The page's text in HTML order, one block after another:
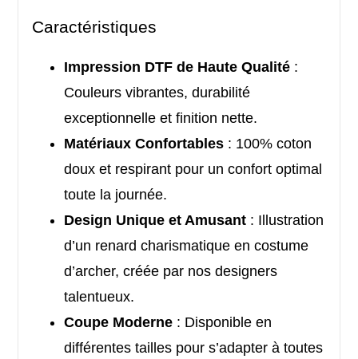
Caractéristiques
Impression DTF de Haute Qualité:
Couleurs vibrantes, durabilité
exceptionnelle et finition nette.
Matériaux Confortables: 100% coton
doux et respirant pour un confort optimal
toute la journée.
Design Unique et Amusant: Illustration
d’un renard charismatique en costume
d’archer, créée par nos designers
talentueux.
Coupe Moderne: Disponible en
différentes tailles pour s’adapter à toutes